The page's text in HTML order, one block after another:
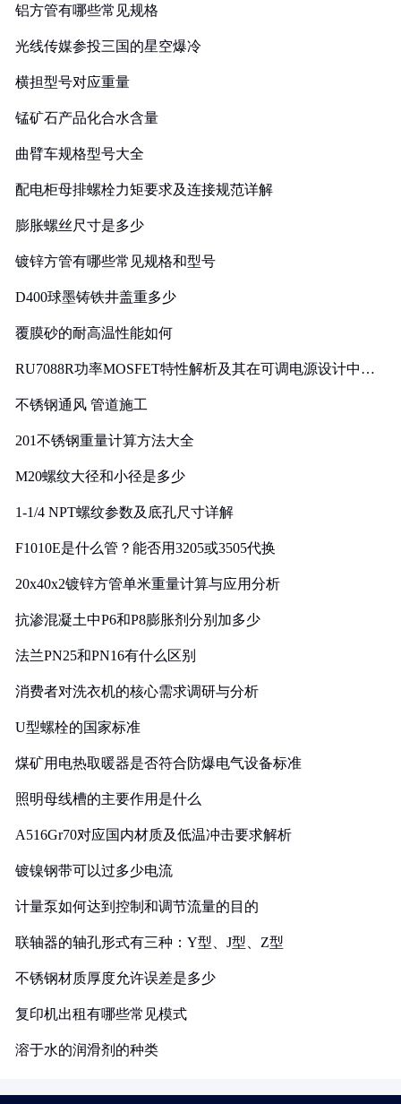
铝方管有哪些常见规格
光线传媒参投三国的星空爆冷
横担型号对应重量
锰矿石产品化合水含量
曲臂车规格型号大全
配电柜母排螺栓力矩要求及连接规范详解
膨胀螺丝尺寸是多少
镀锌方管有哪些常见规格和型号
D400球墨铸铁井盖重多少
覆膜砂的耐高温性能如何
RU7088R功率MOSFET特性解析及其在可调电源设计中的
不锈钢通风 管道施工
201不锈钢重量计算方法大全
M20螺纹大径和小径是多少
1-1/4 NPT螺纹参数及底孔尺寸详解
F1010E是什么管？能否用3205或3505代换
20x40x2镀锌方管单米重量计算与应用分析
抗渗混凝土中P6和P8膨胀剂分别加多少
法兰PN25和PN16有什么区别
消费者对洗衣机的核心需求调研与分析
U型螺栓的国家标准
煤矿用电热取暖器是否符合防爆电气设备标准
照明母线槽的主要作用是什么
A516Gr70对应国内材质及低温冲击要求解析
镀镍钢带可以过多少电流
计量泵如何达到控制和调节流量的目的
联轴器的轴孔形式有三种：Y型、J型、Z型
不锈钢材质厚度允许误差是多少
复印机出租有哪些常见模式
溶于水的润滑剂的种类